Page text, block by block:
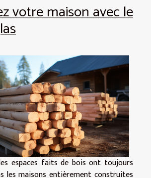
votre maison avec le
espaces faits de bois ont toujours
les maisons entièrement construites